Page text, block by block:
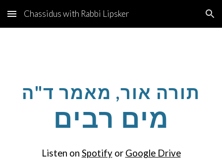
Skip to main content Skip to navigation
Chassidus with Rabbi Lipsker
תורה אור, מאמר ד"ה
מים רבים
Listen on Spotifyor Google Drive